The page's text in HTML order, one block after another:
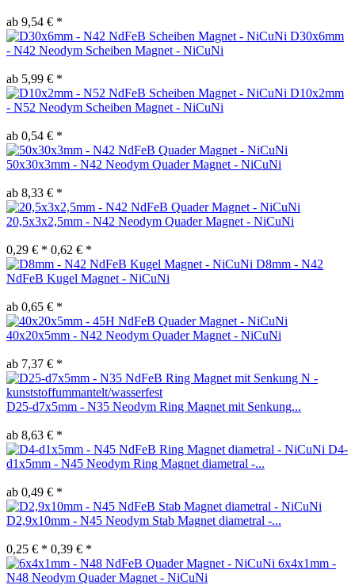
ab 9,54 € *
D30x6mm
- N42 Neodym Scheiben Magnet - NiCuNi
ab 5,99 € *
D10x2mm
- N52 Neodym Scheiben Magnet - NiCuNi
ab 0,54 € *
50x30x3mm - N42 Neodym Quader Magnet - NiCuNi
ab 8,33 € *
20,5x3x2,5mm - N42 Neodym Quader Magnet - NiCuNi
0,29 € * 0,62 € *
D8mm - N42
NdFeB Kugel Magnet - NiCuNi
ab 0,65 € *
40x20x5mm - N42 Neodym Quader Magnet - NiCuNi
ab 7,37 € *
D25-d7x5mm - N35 Neodym Ring Magnet mit Senkung...
ab 8,63 € *
D4-
d1x5mm - N45 Neodym Ring Magnet diametral -...
ab 0,49 € *
D2,9x10mm - N45 Neodym Stab Magnet diametral -...
0,25 € * 0,39 € *
6x4x1mm -
N48 Neodym Quader Magnet - NiCuNi